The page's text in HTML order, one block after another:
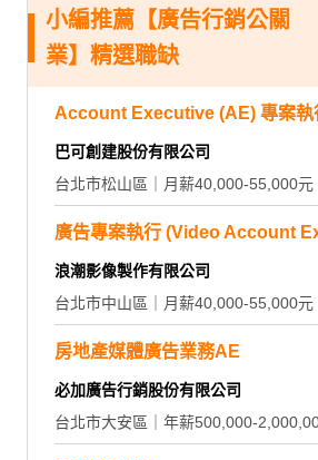
小編推薦【廣告行銷公關
業】精選職缺
Account Executive (AE) 專案執
巴可創建股份有限公司
台北市松山區｜月薪40,000-55,000元
廣告專案執行 (Video Account
浪潮影像製作有限公司
台北市中山區｜月薪40,000-55,000元
房地產媒體廣告業務AE
必加廣告行銷股份有限公司
台北市大安區｜年薪500,000-